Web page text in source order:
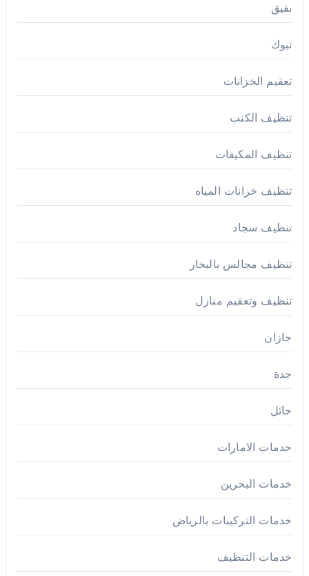
بقيق
تبوك
تعقيم الخزانات
تنظيف الكنب
تنظيف المكيفات
تنظيف خزانات المياه
تنظيف سجاد
تنظيف مجالس بالبخار
تنظيف وتعقيم منازل
جازان
جدة
حائل
خدمات الامارات
خدمات البحرين
خدمات التركيبات بالرياض
خدمات التنظيف